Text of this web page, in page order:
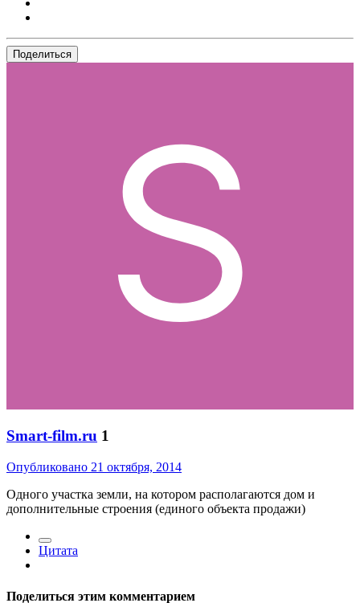
Поделиться
Smart-film.ru 1
Опубликовано 21 октября, 2014
Одного участка земли, на котором располагаются дом и
дополнительные строения (единого объекта продажи)
Цитата
Поделиться этим комментарием